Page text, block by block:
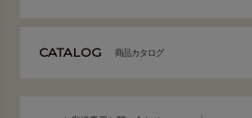
CATALOG 商品カタログ